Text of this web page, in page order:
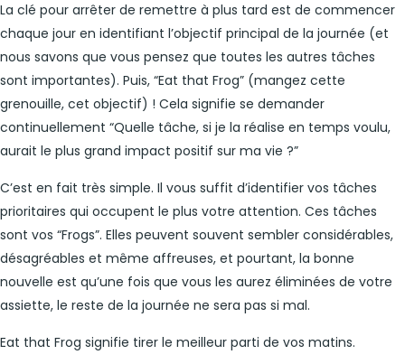
La clé pour arrêter de remettre à plus tard est de commencer
chaque jour en identifiant l’objectif principal de la journée (et
nous savons que vous pensez que toutes les autres tâches
sont importantes). Puis, “Eat that Frog” (mangez cette
grenouille, cet objectif) ! Cela signifie se demander
continuellement “Quelle tâche, si je la réalise en temps voulu,
aurait le plus grand impact positif sur ma vie ?”
C’est en fait très simple. Il vous suffit d’identifier vos tâches
prioritaires qui occupent le plus votre attention. Ces tâches
sont vos “Frogs”. Elles peuvent souvent sembler considérables,
désagréables et même affreuses, et pourtant, la bonne
nouvelle est qu’une fois que vous les aurez éliminées de votre
assiette, le reste de la journée ne sera pas si mal.
Eat that Frog signifie tirer le meilleur parti de vos matins.